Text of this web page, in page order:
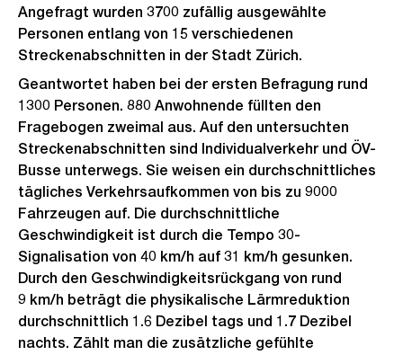
Angefragt wurden 3700 zufällig ausgewählte
Personen entlang von 15 verschiedenen
Streckenabschnitten in der Stadt Zürich.
Geantwortet haben bei der ersten Befragung rund
1300 Personen. 880 Anwohnende füllten den
Fragebogen zweimal aus. Auf den untersuchten
Streckenabschnitten sind Individualverkehr und ÖV-
Busse unterwegs. Sie weisen ein durchschnittliches
tägliches Verkehrsaufkommen von bis zu 9000
Fahrzeugen auf. Die durchschnittliche
Geschwindigkeit ist durch die Tempo 30-
Signalisation von 40 km/h auf 31 km/h gesunken.
Durch den Geschwindigkeitsrückgang von rund
9 km/h beträgt die physikalische Lärmreduktion
durchschnittlich 1.6 Dezibel tags und 1.7 Dezibel
nachts. Zählt man die zusätzliche gefühlte